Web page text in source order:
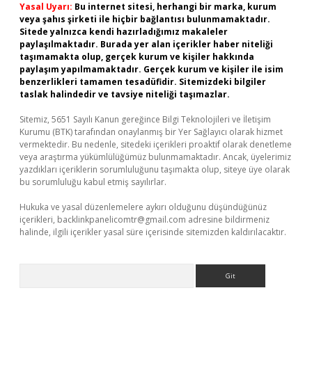
Yasal Uyarı: Bu internet sitesi, herhangi bir marka, kurum
veya şahıs şirketi ile hiçbir bağlantısı bulunmamaktadır.
Sitede yalnızca kendi hazırladığımız makaleler
paylaşılmaktadır. Burada yer alan içerikler haber niteliği
taşımamakta olup, gerçek kurum ve kişiler hakkında
paylaşım yapılmamaktadır. Gerçek kurum ve kişiler ile isim
benzerlikleri tamamen tesadüfidir. Sitemizdeki bilgiler
taslak halindedir ve tavsiye niteliği taşımazlar.
Sitemiz, 5651 Sayılı Kanun gereğince Bilgi Teknolojileri ve İletişim
Kurumu (BTK) tarafından onaylanmış bir Yer Sağlayıcı olarak hizmet
vermektedir. Bu nedenle, sitedeki içerikleri proaktif olarak denetleme
veya araştırma yükümlülüğümüz bulunmamaktadır. Ancak, üyelerimiz
yazdıkları içeriklerin sorumluluğunu taşımakta olup, siteye üye olarak
bu sorumluluğu kabul etmiş sayılırlar.
Hukuka ve yasal düzenlemelere aykırı olduğunu düşündüğünüz
içerikleri, backlinkpanelicomtr@gmail.com adresine bildirmeniz
halinde, ilgili içerikler yasal süre içerisinde sitemizden kaldırılacaktır.